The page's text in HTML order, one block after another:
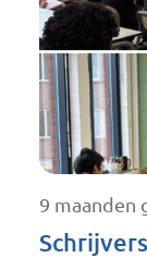
9 maanden